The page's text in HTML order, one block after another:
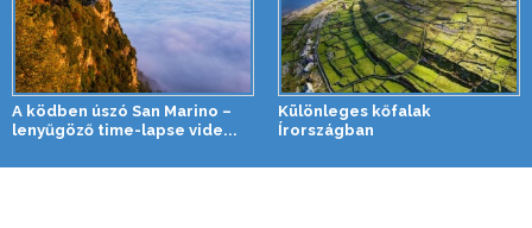
A ködben úszó San Marino –
lenyűgöző time-lapse vide...
Különleges kőfalak
Írországban